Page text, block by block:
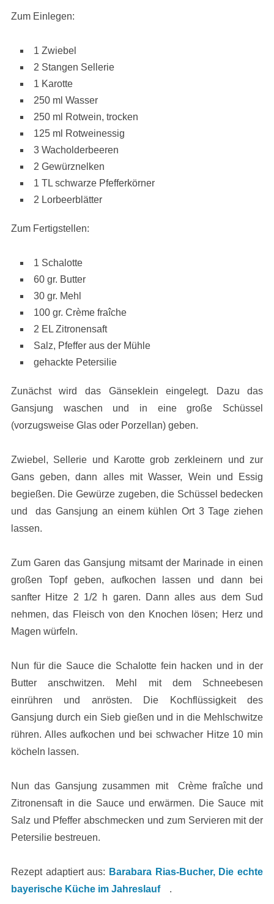
Zum Einlegen:
1 Zwiebel
2 Stangen Sellerie
1 Karotte
250 ml Wasser
250 ml Rotwein, trocken
125 ml Rotweinessig
3 Wacholderbeeren
2 Gewürznelken
1 TL schwarze Pfefferkörner
2 Lorbeerblätter
Zum Fertigstellen:
1 Schalotte
60 gr. Butter
30 gr. Mehl
100 gr. Crème fraîche
2 EL Zitronensaft
Salz, Pfeffer aus der Mühle
gehackte Petersilie
Zunächst wird das Gänseklein eingelegt. Dazu das
Gansjung waschen und in eine große Schüssel
(vorzugsweise Glas oder Porzellan) geben.
Zwiebel, Sellerie und Karotte grob zerkleinern und zur
Gans geben, dann alles mit Wasser, Wein und Essig
begießen. Die Gewürze zugeben, die Schüssel bedecken
und das Gansjung an einem kühlen Ort 3 Tage ziehen
lassen.
Zum Garen das Gansjung mitsamt der Marinade in einen
großen Topf geben, aufkochen lassen und dann bei
sanfter Hitze 2 1/2 h garen. Dann alles aus dem Sud
nehmen, das Fleisch von den Knochen lösen; Herz und
Magen würfeln.
Nun für die Sauce die Schalotte fein hacken und in der
Butter anschwitzen. Mehl mit dem Schneebesen
einrühren und anrösten. Die Kochflüssigkeit des
Gansjung durch ein Sieb gießen und in die Mehlschwitze
rühren. Alles aufkochen und bei schwacher Hitze 10 min
köcheln lassen.
Nun das Gansjung zusammen mit Crème fraîche und
Zitronensaft in die Sauce und erwärmen. Die Sauce mit
Salz und Pfeffer abschmecken und zum Servieren mit der
Petersilie bestreuen.
Rezept adaptiert aus: Barabara Rias-Bucher, Die echte
bayerische Küche im Jahreslauf
.